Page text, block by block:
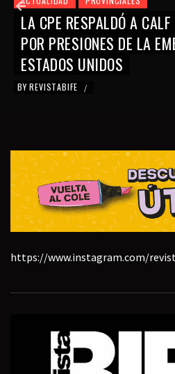
LA CPE RESPALDÓ A
POR PRESIONES DE LA
ESTADOS UNIDOS
BY REVISTABIFE /
https://www.instagram.com/